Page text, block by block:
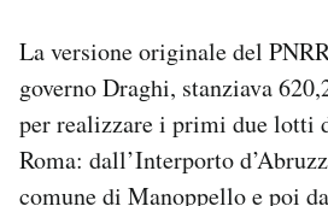
La versione originale del
governo Draghi, stanziava
per realizzare i primi due lotti
Roma: dall’Interporto
comune di Manoppello e poi